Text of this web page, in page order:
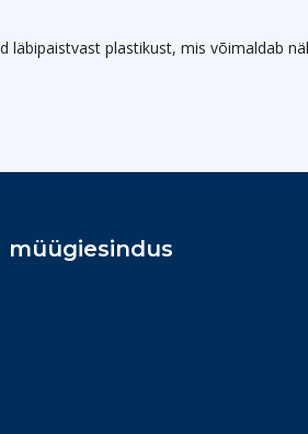
plastikust, mis võimaldab
müügiesindus